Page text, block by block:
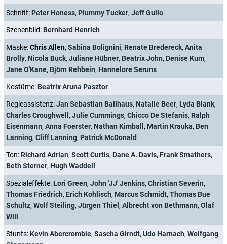
Schnitt: Peter Honess, Plummy Tucker, Jeff Gullo
Szenenbild: Bernhard Henrich
Maske:Chris Allen, Sabina Bolignini, Renate Bredereck, Anita
Brolly, Nicola Buck, Juliane Hübner, Beatrix John, Denise Kum,
Jane O'Kane, Björn Rehbein, Hannelore Seruns
Kostüme: Beatrix Aruna Pasztor
Regieassistenz:Jan Sebastian Ballhaus, Natalie Beer, Lyda Blank,
Charles Croughwell , Julie Cummings, Chicco De Stefanis, Ralph
Eisenmann, Anna Foerster, Nathan Kimball , Martin Krauka, Ben
Lanning, Cliff Lanning, Patrick McDonald
Ton: Richard Adrian, Scott Curtis, Dane A. Davis, Frank Smathers,
Beth Sterner, Hugh Waddell
Spezialeffekte: Lori Green, John 'JJ' Jenkins, Christian Severin,
Thomas Friedrich, Erich Kohlisch, Marcus Schmidt, Thomas Bue
Schultz, Wolf Steiling, Jürgen Thiel , Albrecht von Bethmann, Olaf
Will
Stunts: Kevin Abercrombie, Sascha Girndt, Udo Harnach, Wolfgang